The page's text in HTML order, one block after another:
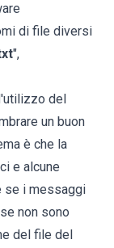
di file diversi
",
del
un buon
è che la
e alcune
se i messaggi
non sono
del file del